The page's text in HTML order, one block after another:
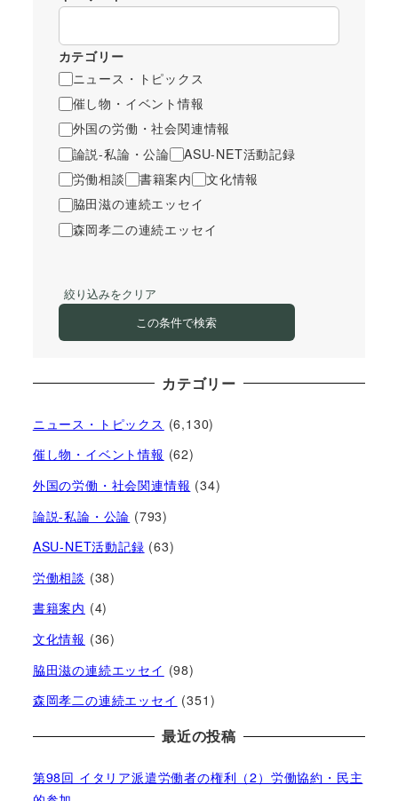
カテゴリー
ニュース・トピックス
催し物・イベント情報
外国の労働・社会関連情報
論説-私論・公論
ASU-NET活動記録
労働相談
書籍案内
文化情報
脇田滋の連続エッセイ
森岡孝二の連続エッセイ
絞り込みをクリア
この条件で検索
カテゴリー
ニュース・トピックス (6,130)
催し物・イベント情報 (62)
外国の労働・社会関連情報 (34)
論説-私論・公論 (793)
ASU-NET活動記録 (63)
労働相談 (38)
書籍案内 (4)
文化情報 (36)
脇田滋の連続エッセイ (98)
森岡孝二の連続エッセイ (351)
最近の投稿
第98回 イタリア派遣労働者の権利（2）労働協約・民主